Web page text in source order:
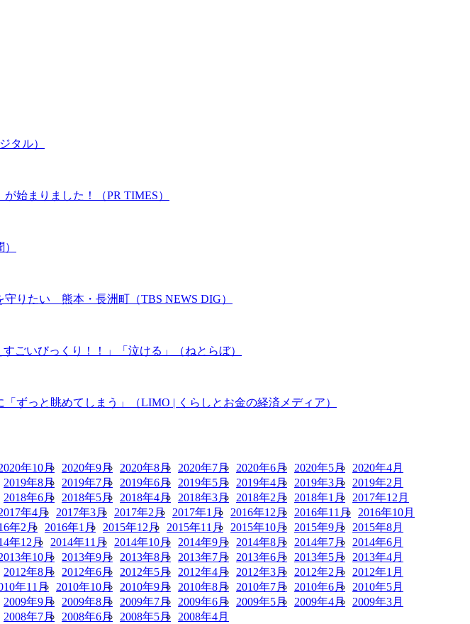
タル）
始まりました！（PR TIMES）
りたい 熊本・長洲町（TBS NEWS DIG）
ごいびっくり！！」「泣ける」（ねとらぼ）
ずっと眺めてしまう」（LIMO | くらしとお金の経済メディア）
年10月 2020年9月 2020年8月 2020年7月 2020年6月 2020年5月 2020年4月
2019年8月 2019年7月 2019年6月 2019年5月 2019年4月 2019年3月 2019年2月
2018年6月 2018年5月 2018年4月 2018年3月 2018年2月 2018年1月 2017年12月
年4月 2017年3月 2017年2月 2017年1月 2016年12月 2016年11月 2016年10月
年2月 2016年1月 2015年12月 2015年11月 2015年10月 2015年9月 2015年8月
年12月 2014年11月 2014年10月 2014年9月 2014年8月 2014年7月 2014年6月
年10月 2013年9月 2013年8月 2013年7月 2013年6月 2013年5月 2013年4月
2012年8月 2012年6月 2012年5月 2012年4月 2012年3月 2012年2月 2012年1月
年11月 2010年10月 2010年9月 2010年8月 2010年7月 2010年6月 2010年5月
2009年9月 2009年8月 2009年7月 2009年6月 2009年5月 2009年4月 2009年3月
2008年7月 2008年6月 2008年5月 2008年4月